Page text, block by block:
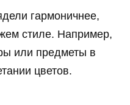
гармоничнее,
стиле. Например,
или предметы в
цветов.